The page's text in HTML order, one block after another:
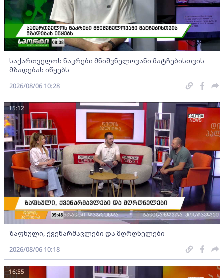
საქართველოს ნაკრები მნიშვნელოვანი მატჩებისთვის
მზადებას იწყებს
2026/08/06 10:28
ზაფხული, ქვეწარმავლები და მღრღნელები
15:12
2026/08/06 10:18
16:55